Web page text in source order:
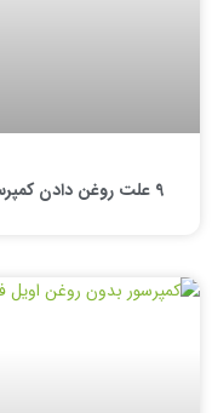
9 علت روغن دادن کمپرسور باد + ویدیو راه حل